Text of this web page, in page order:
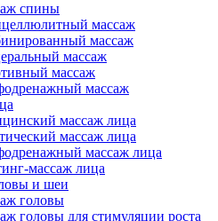
спины
массаж
массаж
массаж
массаж
массаж
массаж лица
массаж лица
массаж лица
массаж лица
и шеи
головы
головы для стимуляции роста